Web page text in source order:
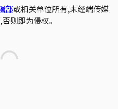
部或相关单位所有,未经端传媒
则即为侵权。